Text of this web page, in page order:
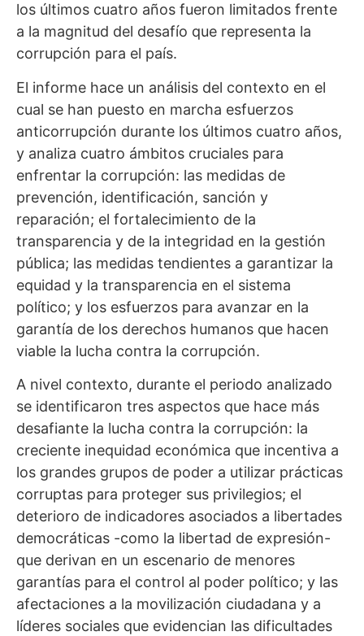
los últimos cuatro años fueron limitados frente
a la magnitud del desafío que representa la
corrupción para el país.
El informe hace un análisis del contexto en el
cual se han puesto en marcha esfuerzos
anticorrupción durante los últimos cuatro años,
y analiza cuatro ámbitos cruciales para
enfrentar la corrupción: las medidas de
prevención, identificación, sanción y
reparación; el fortalecimiento de la
transparencia y de la integridad en la gestión
pública; las medidas tendientes a garantizar la
equidad y la transparencia en el sistema
político; y los esfuerzos para avanzar en la
garantía de los derechos humanos que hacen
viable la lucha contra la corrupción.
A nivel contexto, durante el periodo analizado
se identificaron tres aspectos que hace más
desafiante la lucha contra la corrupción: la
creciente inequidad económica que incentiva a
los grandes grupos de poder a utilizar prácticas
corruptas para proteger sus privilegios; el
deterioro de indicadores asociados a libertades
democráticas -como la libertad de expresión-
que derivan en un escenario de menores
garantías para el control al poder político; y las
afectaciones a la movilización ciudadana y a
líderes sociales que evidencian las dificultades